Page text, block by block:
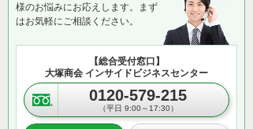
様のお悩みにお応えします。まず
はお気軽にご相談ください。
【総合受付窓口】
大塚商会 インサイドビジネスセンター
0120-579-215
（平日 9:00～17:30）